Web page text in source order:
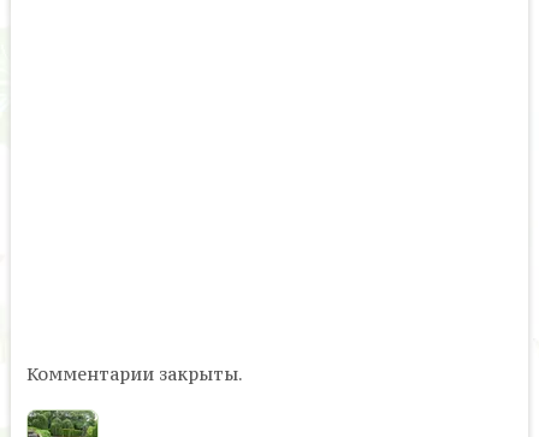
Комментарии закрыты.